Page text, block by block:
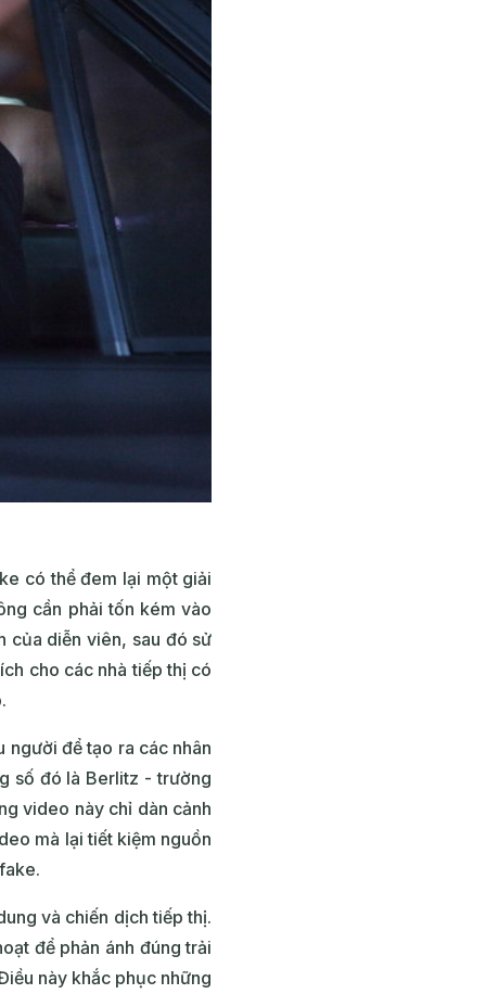
có thể đem lại một giải
cần phải tốn kém vào
của diễn viên, sau đó sử
cho các nhà tiếp thị có
người để tạo ra các nhân
số đó là Berlitz - trường
video này chỉ dàn cảnh
mà lại tiết kiệm nguồn
và chiến dịch tiếp thị.
để phản ánh đúng trải
này khắc phục những